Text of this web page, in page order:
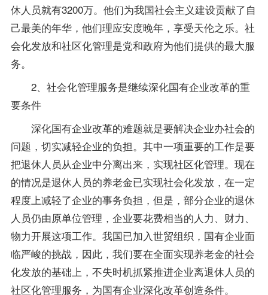
休人员就有3200万。他们为我国社会主义建设贡献了自
己最美的年华，他们理应安度晚年，享受天伦之乐。社
会化发放和社区化管理是党和政府为他们提供的最大服
务。
2、社会化管理服务是继续深化国有企业改革的重
要条件
深化国有企业改革的难题就是要解决企业办社会的
问题，切实减轻企业的负担。其中一项重要的工作是要
把退休人员从企业中分离出来，实现社区化管理。现在
的情况是退休人员的养老金已实现社会化发放，在一定
程度上减轻了企业的事务负担，但是，部分企业的退休
人员仍由原单位管理，企业要花费相当的人力、财力、
物力开展这项工作。我国已加入世贸组织，国有企业面
临严峻的挑战，因此，我们要在全面实现养老金的社会
化发放的基础上，不失时机抓紧推进企业离退休人员的
社区化管理服务，为国有企业深化改革创造条件。